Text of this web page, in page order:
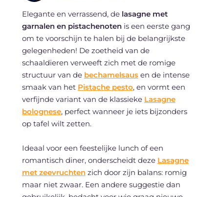
Elegante en verrassend, de lasagne met
garnalen en pistachenotenis een eerste gang
om te voorschijn te halen bij de belangrijkste
gelegenheden! De zoetheid van de
schaaldieren verweeft zich met de romige
structuur van de bechamelsausen de intense
smaak van het Pistache pesto, en vormt een
verfijnde variant van de klassieke Lasagne
bolognese, perfect wanneer je iets bijzonders
op tafel wilt zetten.
Ideaal voor een feestelijke lunch of een
romantisch diner, onderscheidt deze Lasagne
met zeevruchtenzich door zijn balans: romig
maar niet zwaar. Een andere suggestie dan